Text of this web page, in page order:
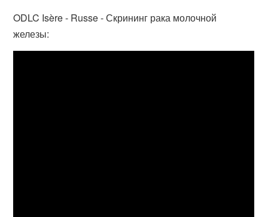
ODLC Isère - Russe - Скрининг рака молочной
железы: